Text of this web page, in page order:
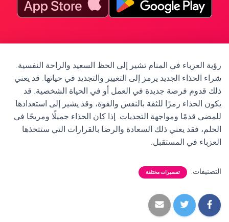
رؤية العزباء في المنام تشير إلى الحظ السعيد والراحة النفسية.
شراء الحذاء الجديد يرمز إلى التغيير والتجديد في حياتها. قد يعني
ذلك قدوم فرصة جديدة في العمل أو في الحياة الشخصية. قد
يكون الحذاء رمزًا للثقة بالنفس والقوة، وقد يشير إلى استعدادها
للمضي قدمًا ومواجهة التحديات. إذا كان الحذاء جميلًا ومريحًا في
الحلم، فقد يعني ذلك السعادة والرضا بالقرارات التي ستتخذها
العزباء في المستقبل.
التصنيفات: تفسيرات مختلفة